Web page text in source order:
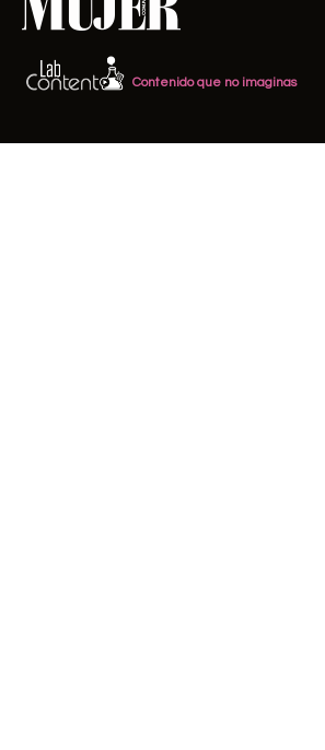
Contenido que no imaginas